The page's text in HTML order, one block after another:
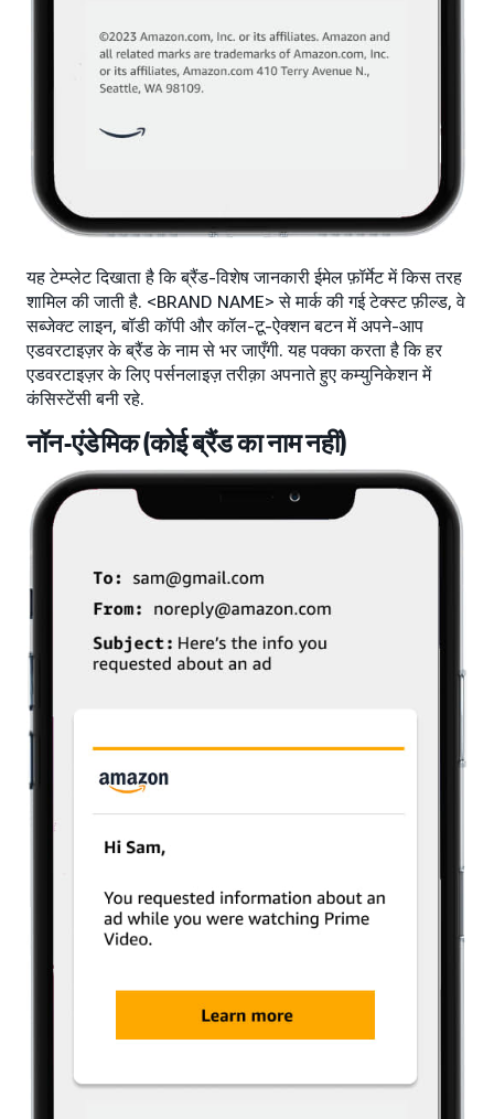
यह टेम्प्लेट दिखाता है कि ब्रैंड-विशेष जानकारी ईमेल फ़ॉर्मेट में किस तरह
शामिल की जाती है. <BRAND NAME> से मार्क की गई टेक्स्ट फ़ील्ड, वे
सब्जेक्ट लाइन, बॉडी कॉपी और कॉल-टू-ऐक्शन बटन में अपने-आप
एडवरटाइज़र के ब्रैंड के नाम से भर जाएँगी. यह पक्का करता है कि हर
एडवरटाइज़र के लिए पर्सनलाइज़ तरीक़ा अपनाते हुए कम्युनिकेशन में
कंसिस्टेंसी बनी रहे.
नॉन-एंडेमिक (कोई ब्रैंड का नाम नहीं)